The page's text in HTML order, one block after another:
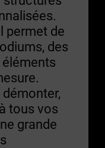
permet de
des
éléments
tous vos
grande